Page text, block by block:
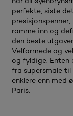
perfekte, siste
ramme inn og
den beste
Velformede og
og fyldige. Enten
fra supersmale
enklere enn med
Paris.